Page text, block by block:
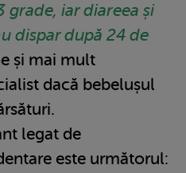
grade, iar diareea și
dispar după 24 de
și mai mult
dacă bebelușul
legat de
este următorul: